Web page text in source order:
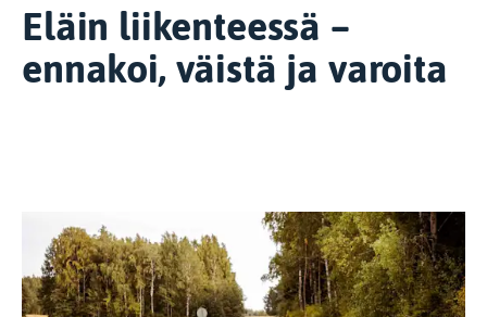
Eläin liikenteessä –
ennakoi, väistä ja varoita